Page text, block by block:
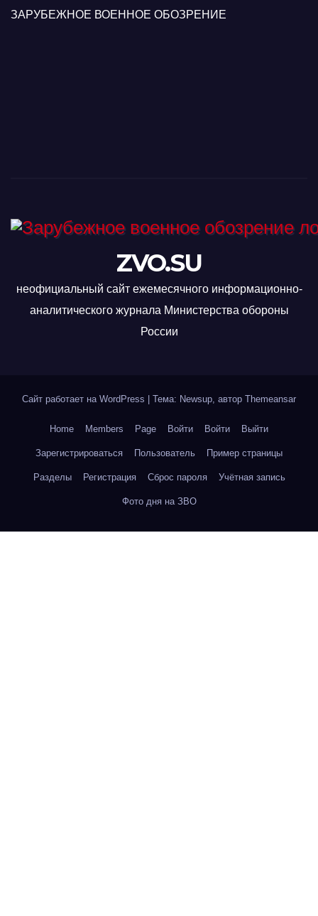
ЗАРУБЕЖНОЕ ВОЕННОЕ ОБОЗРЕНИЕ
ZVO.SU
неофициальный сайт ежемесячного информационно-
аналитического журнала Министерства обороны
России
Сайт работает на WordPress Тема: Newsup, автор Themeansar
Home Members Page Войти Войти Выйти
Зарегистрироваться Пользователь Пример страницы
Разделы Регистрация Сброс пароля Учётная запись
Фото дня на ЗВО